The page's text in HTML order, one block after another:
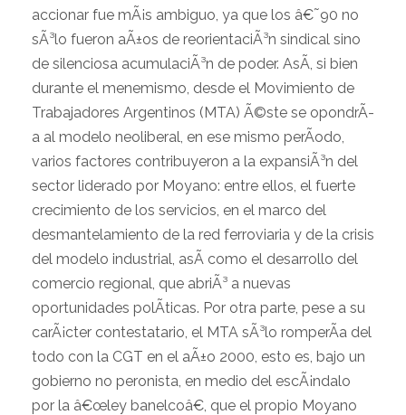
accionar fue mÃ¡s ambiguo, ya que los â€˜90 no
sÃ³lo fueron aÃ±os de reorientaciÃ³n sindical sino
de silenciosa acumulaciÃ³n de poder. AsÃ­, si bien
durante el menemismo, desde el Movimiento de
Trabajadores Argentinos (MTA) Ã©ste se opondrÃ­
a al modelo neoliberal, en ese mismo perÃ­odo,
varios factores contribuyeron a la expansiÃ³n del
sector liderado por Moyano: entre ellos, el fuerte
crecimiento de los servicios, en el marco del
desmantelamiento de la red ferroviaria y de la crisis
del modelo industrial, asÃ­ como el desarrollo del
comercio regional, que abriÃ³ a nuevas
oportunidades polÃ­ticas. Por otra parte, pese a su
carÃ¡cter contestatario, el MTA sÃ³lo romperÃ­a del
todo con la CGT en el aÃ±o 2000, esto es, bajo un
gobierno no peronista, en medio del escÃ¡ndalo
por la â€œley banelcoâ€, que el propio Moyano